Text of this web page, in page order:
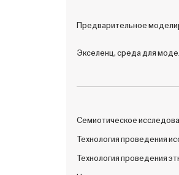
Предварительное
Экселенц, среда для
Семиотическое
Технология проведения
Технология проведения